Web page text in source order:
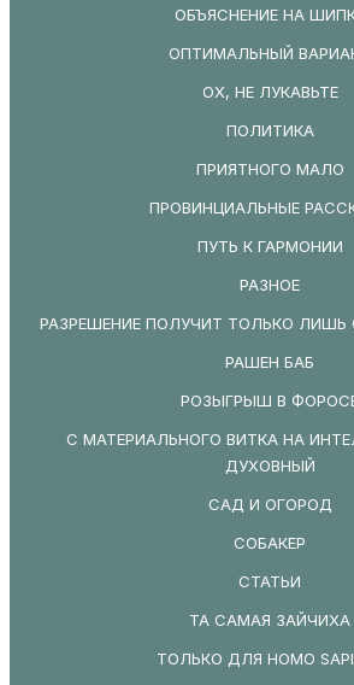
ОБЪЯСНЕНИЕ НА
ОПТИМАЛЬНЫЙ
ОХ, НЕ ЛУКАВЬТЕ
ПОЛИТИКА
ПРИЯТНОГО МАЛО
ПРОВИНЦИАЛЬНЫЕ
ПУТЬ К ГАРМОНИИ
РАЗНОЕ
РАЗРЕШЕНИЕ ПОЛУЧИТ ТОЛЬКО ЛИШЬ
РАШЕН БАБ
РОЗЫГРЫШ В
С МАТЕРИАЛЬНОГО ВИТКА НА
ДУХОВНЫЙ
САД И ОГОРОД
СОБАКЕР
СТАТЬИ
ТА САМАЯ ЗАЙЧИХА
ТОЛЬКО ДЛЯ HOMO